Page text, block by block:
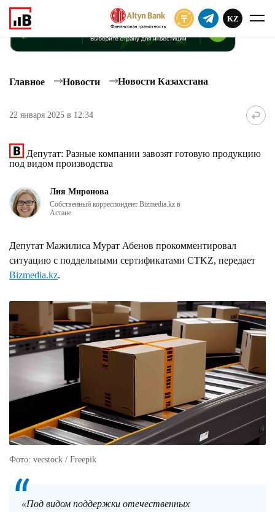
KZ
Главное Новости Новости Казахстана
22 января 2025 в 12:34
Депутат: Разные компании завозят готовую продукцию
под видом производства
Лия Миронова
Собственный корреспондент Bizmedia.kz в
Астане
Депутат Мажилиса Мурат Абенов прокомментировал
ситуацию с поддельными сертификатами CTKZ, передает
Bizmedia.kz.
Фото: vecstock / Freepik
«Под видом поддержки отечественных